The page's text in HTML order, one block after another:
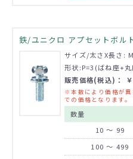
鉄/ユニクロ アプセットボル
サイズ/太さX長さ:
形状:P=3(ばね座+
販売価格(税込)：
※本数により価格が異
での価格となります。
数量
10 ～ 99
100 ～ 499